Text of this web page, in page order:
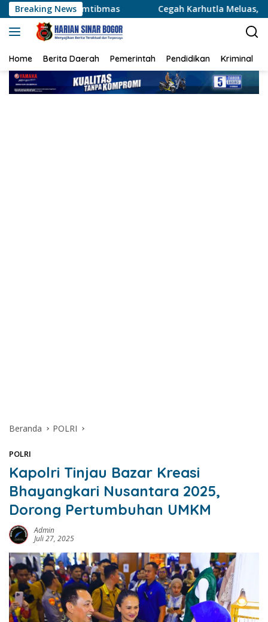
Langsung
ke
konten
Breaking NewsCegah Karhutla Meluas, Wakapolda Riau dan
Home Berita Daerah Pemerintah Pendidikan Kriminal
Beranda POLRI
POLRI
Kapolri Tinjau Bazar Kreasi
Bhayangkari Nusantara 2025,
Dorong Pertumbuhan UMKM
Admin
Juli 27, 2025